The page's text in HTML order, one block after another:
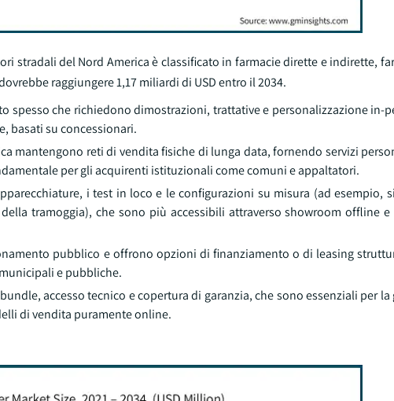
stradali del Nord America è classificato in farmacie dirette e indirette,
raggiungere 1,17 miliardi di USD entro il 2034.
spesso che richiedono dimostrazioni, trattative e personalizzazione in-
basati su concessionari.
mantengono reti di vendita fisiche di lunga data, fornendo servizi
per gli acquirenti istituzionali come comuni e appaltatori.
i test in loco e le configurazioni su misura (ad esempio,
tramoggia), che sono più accessibili attraverso showroom offline
pubblico e offrono opzioni di finanziamento o di leasing
e pubbliche.
accesso tecnico e copertura di garanzia, che sono essenziali per la
di vendita puramente online.